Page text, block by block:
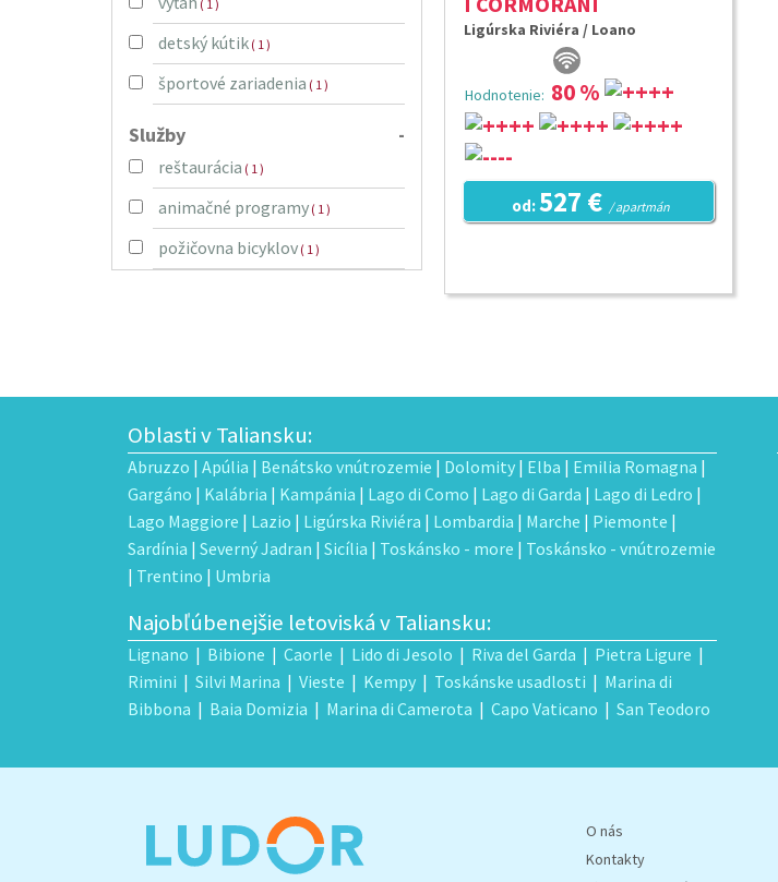
( 1 )
detský kútik ( 1 )
športové zariadenia ( 1 )
Služby -
reštaurácia ( 1 )
animačné programy ( 1 )
požičovna bicyklov ( 1 )
Ligúrska Riviéra / Loano
Hodnotenie: 80 %
od:527 € / apartmán
Oblasti v Taliansku:
Abruzzo | Apúlia | Benátsko vnútrozemie | Dolomity | Elba | Emilia Romagna |
Gargáno | Kalábria | Kampánia | Lago di Como | Lago di Garda | Lago di Ledro |
Lago Maggiore | Lazio | Ligúrska Riviéra | Lombardia | Marche | Piemonte |
Sardínia | Severný Jadran | Sicília | Toskánsko - more | Toskánsko - vnútrozemie
| Trentino | Umbria
Najobľúbenejšie letoviská v Taliansku:
Lignano | Bibione | Caorle | Lido di Jesolo | Riva del Garda | Pietra Ligure |
Rimini | Silvi Marina | Vieste | Kempy | Toskánske usadlosti | Marina di
Bibbona | Baia Domizia | Marina di Camerota | Capo Vaticano | San Teodoro
O nás
Kontakty